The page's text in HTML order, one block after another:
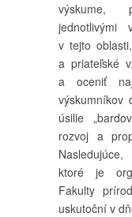
výskume,
jednotlivými
v tejto
a priateľské
a oceniť
výskumníkov
úsilie
rozvoj a
ktoré je
Fakulty
uskutoční v